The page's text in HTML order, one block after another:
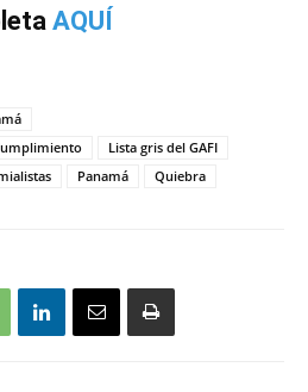
AQUÍ
Lista gris del GAFI
Panamá Quiebra